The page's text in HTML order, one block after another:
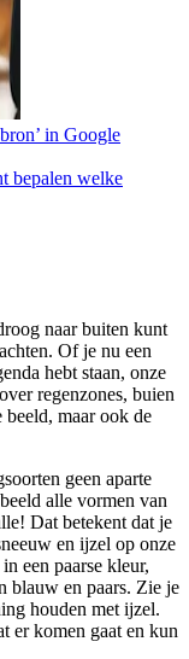
in Google
bepalen welke
naar buiten kunt
Of je nu een
hebt staan, onze
regenzones, buien
beeld, maar ook de
geen aparte
alle vormen van
Dat betekent dat je
en ijzel op onze
een paarse kleur,
blauw en paars. Zie je
houden met ijzel.
er komen gaat en kun